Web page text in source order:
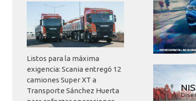
Listos para la máxima
exigencia: Scania entregó 12
camiones Super XT a
Transporte Sánchez Huerta